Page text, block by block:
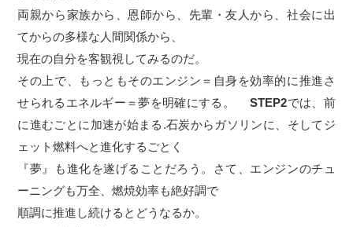
両親から家族から、恩師から、先輩・友人から、社会に出
てからの多様な人間関係から、
現在の自分を客観視してみるのだ。
その上で、もっともそのエンジン＝自身を効率的に推進さ
せられるエネルギー＝夢を明確にする。
STEP2では、前
に進むごとに加速が始まる.石炭からガソリンに、そしてジ
ェット燃料へと進化するごとく
『夢』も進化を遂げることだろう。さて、エンジンのチュ
ーニングも万全、燃焼効率も絶好調で
順調に推進し続けるとどうなるか。